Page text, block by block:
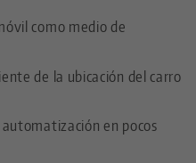
como medio de
de la ubicación del carro
en pocos